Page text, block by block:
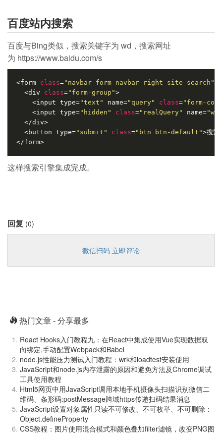
百度站内搜索
百度与Bing类似，搜索关键字为 wd，搜索网址
为 https://www.baidu.com/s
<form class="navbar-form navbar-right site-search"
  <div
class="form-group">
    <input type=
"text" name="query" class="form-
    <input type=
"hidden" class="realQuery" name="wd"
  </div>
  <button type=
"submit" class="btn btn-default">搜
</form>
这样搜索引擎集成完成。
回复 (0)
微信扫码 立即评论
热门文章 - 分享最多
React Hooks入门教程九：在React中集成使用Vue实现数据双
向绑定,手动配置Webpack和Babel
node.js性能压力测试入门教程：wrk和loadtest安装使用
JavaScript和node.js内存泄露的原因和避免方法及Chrome调试
工具使用教程
Html5网页中用JavaScript调用本地手机摄像头扫描识别微信二
维码、条形码:postMessage跨域https传递扫码结果消息
JavaScript设置对象属性只读不可修改、不可枚举、不可删除：
Object.defineProperty
CSS教程：图片使用混合模式和颜色叠加filter滤镜，改变PNG图